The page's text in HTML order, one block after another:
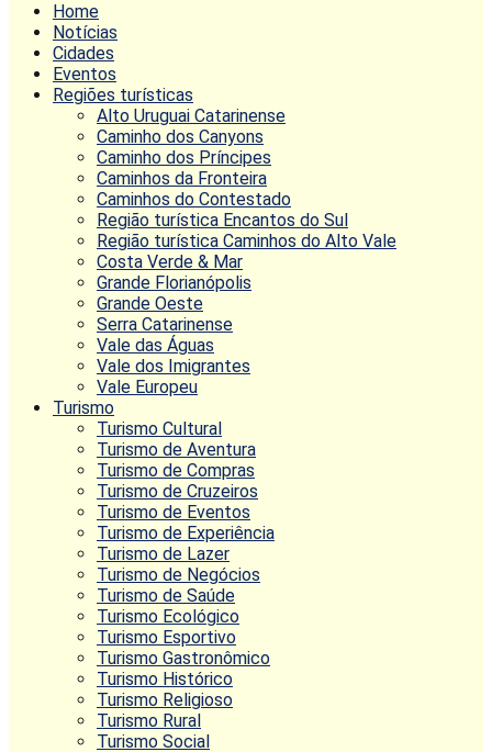
Home
Notícias
Cidades
Eventos
Regiões turísticas
Alto Uruguai Catarinense
Caminho dos Canyons
Caminho dos Príncipes
Caminhos da Fronteira
Caminhos do Contestado
Região turística Encantos do Sul
Região turística Caminhos do Alto Vale
Costa Verde & Mar
Grande Florianópolis
Grande Oeste
Serra Catarinense
Vale das Águas
Vale dos Imigrantes
Vale Europeu
Turismo
Turismo Cultural
Turismo de Aventura
Turismo de Compras
Turismo de Cruzeiros
Turismo de Eventos
Turismo de Experiência
Turismo de Lazer
Turismo de Negócios
Turismo de Saúde
Turismo Ecológico
Turismo Esportivo
Turismo Gastronômico
Turismo Histórico
Turismo Religioso
Turismo Rural
Turismo Social